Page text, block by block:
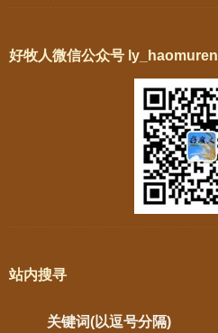
好牧人微信公众号 ly_haomuren
站内搜寻
关键词(以逗号分隔)